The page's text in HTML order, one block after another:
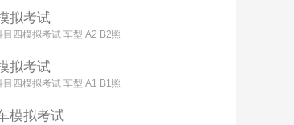
拟考试
目四模拟考试 车型 A2 B2照
拟考试
目四模拟考试 车型 A1 B1照
模拟考试